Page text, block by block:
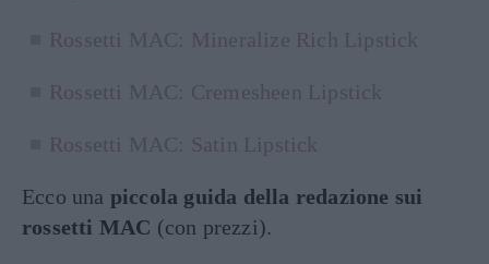
Rossetti MAC: Mineralize Rich Lipstick
Rossetti MAC: Cremesheen Lipstick
Rossetti MAC: Satin Lipstick
Ecco una piccola guida della redazione sui
rossetti MAC (con prezzi).